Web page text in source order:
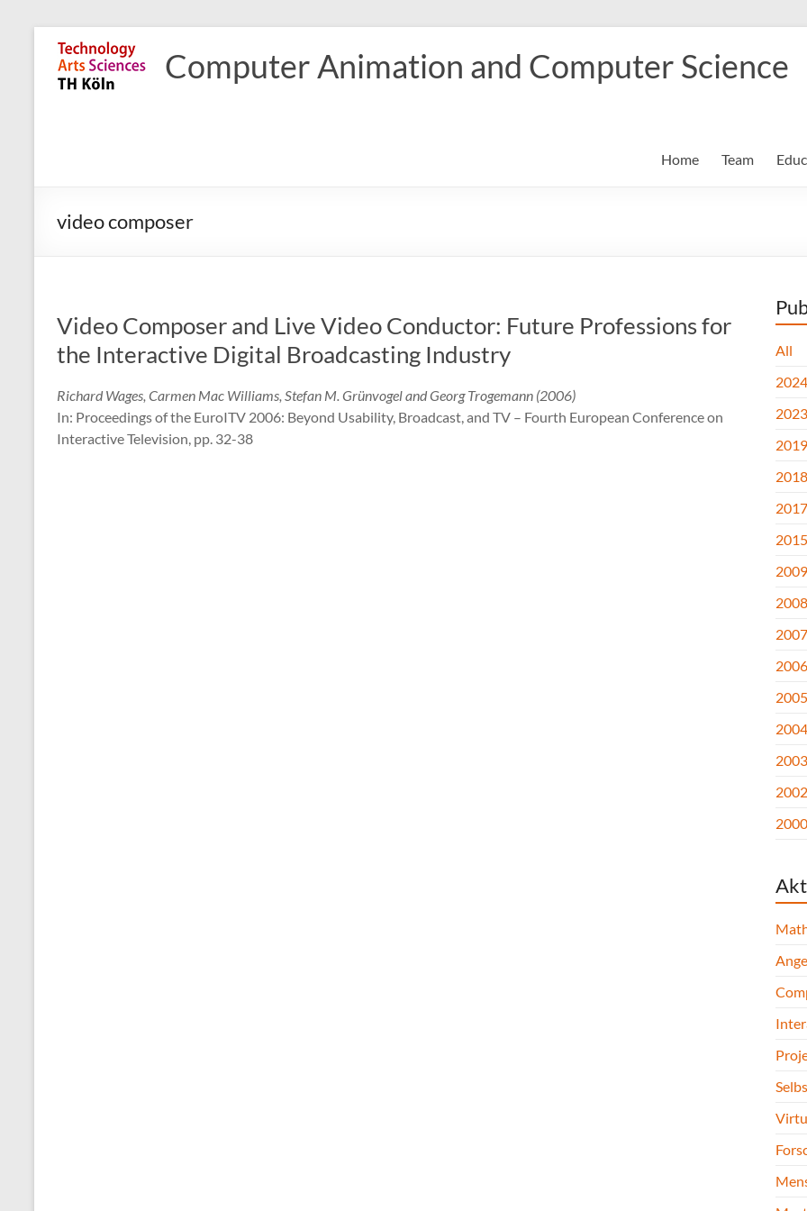
content
Computer Animation and Computer Science
Home Team
video composer
Video Composer and Live Video Conductor: Future Professions for
the Interactive Digital Broadcasting Industry
Richard Wages, Carmen Mac Williams, Stefan M. Grünvogel and Georg Trogemann (2006)
In: Proceedings of the EuroITV 2006: Beyond Usability, Broadcast, and TV – Fourth European Conference on
Interactive Television, pp. 32-38
All
2024
2023
2019
2018
2017
2015
2009
2008
2007
2006
2005
2004
2003
2002